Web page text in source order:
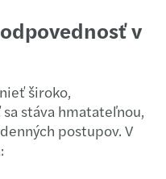
v
široko,
stáva hmatateľnou,
postupov. V